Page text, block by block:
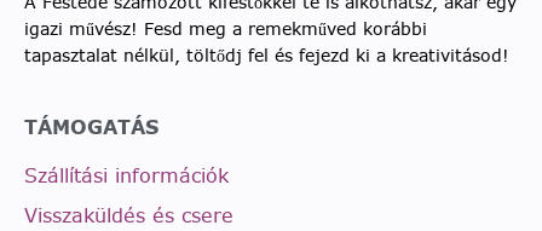
igazi művész! Fesd meg a remekműved korábbi
tapasztalat nélkül, töltődj fel és fejezd ki a kreativitásod!
TÁMOGATÁS
Szállítási információk
Visszaküldés és csere